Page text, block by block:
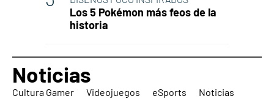
Los 5 Pokémon más feos de la
historia
Noticias
Cultura Gamer Videojuegos eSports
Noticias